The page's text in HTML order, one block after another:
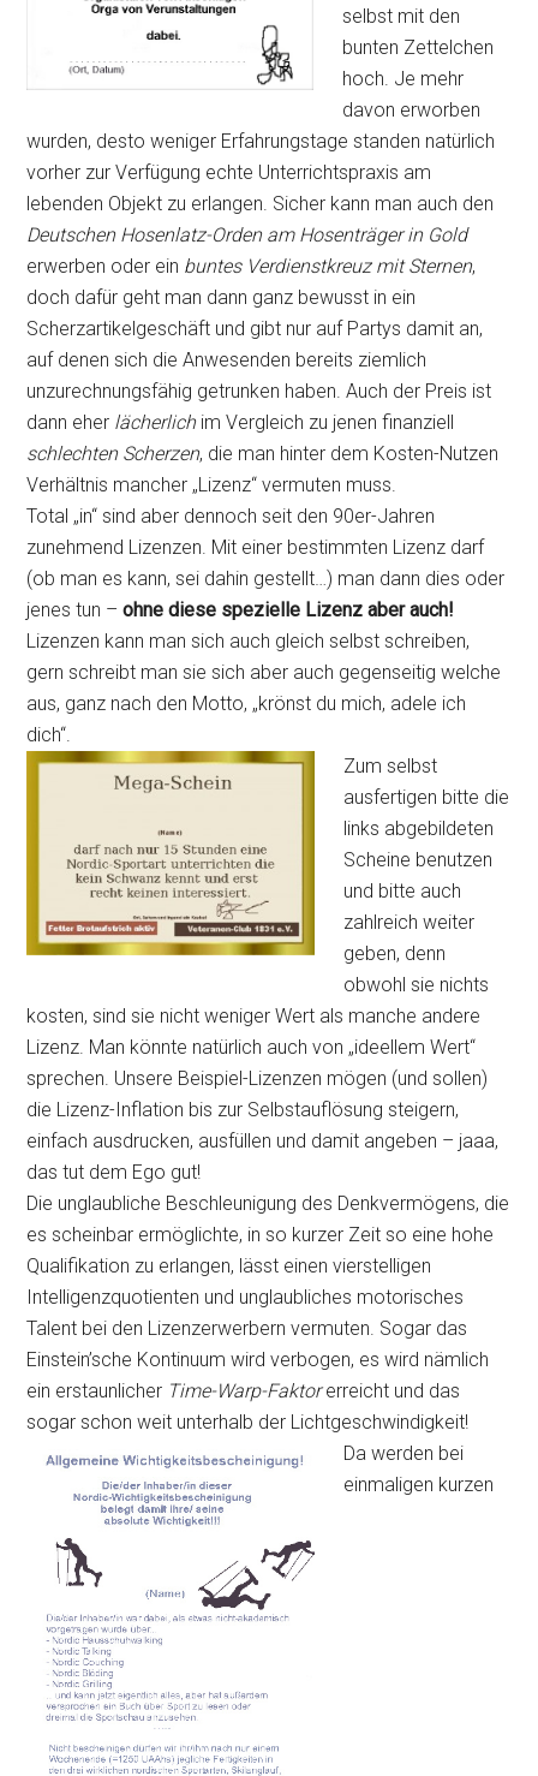
selbst mit den
bunten Zettelchen
hoch. Je mehr
davon erworben
wurden, desto weniger Erfahrungstage standen natürlich
vorher zur Verfügung echte Unterrichtspraxis am
lebenden Objekt zu erlangen. Sicher kann man auch den
Deutschen Hosenlatz-Orden am Hosenträger in Gold
erwerben oder ein buntes Verdienstkreuz mit Sternen,
doch dafür geht man dann ganz bewusst in ein
Scherzartikelgeschäft und gibt nur auf Partys damit an,
auf denen sich die Anwesenden bereits ziemlich
unzurechnungsfähig getrunken haben. Auch der Preis ist
dann eher lächerlichim Vergleich zu jenen finanziell
schlechten Scherzen, die man hinter dem Kosten-Nutzen
Verhältnis mancher „Lizenz“ vermuten muss.
Total „in“ sind aber dennoch seit den 90er-Jahren
zunehmend Lizenzen. Mit einer bestimmten Lizenz darf
(ob man es kann, sei dahin gestellt…) man dann dies oder
jenes tun –ohne diese spezielle Lizenz aber auch!
Lizenzen kann man sich auch gleich selbst schreiben,
gern schreibt man sie sich aber auch gegenseitig welche
aus, ganz nach den Motto, „krönst du mich, adele ich
dich“.
Zum selbst
ausfertigen bitte die
links abgebildeten
Scheine benutzen
und bitte auch
zahlreich weiter
geben, denn
obwohl sie nichts
kosten, sind sie nicht weniger Wert als manche andere
Lizenz. Man könnte natürlich auch von „ideellem Wert“
sprechen. Unsere Beispiel-Lizenzen mögen (und sollen)
die Lizenz-Inflation bis zur Selbstauflösung steigern,
einfach ausdrucken, ausfüllen und damit angeben – jaaa,
das tut dem Ego gut!
Die unglaubliche Beschleunigung des Denkvermögens, die
es scheinbar ermöglichte, in so kurzer Zeit so eine hohe
Qualifikation zu erlangen, lässt einen vierstelligen
Intelligenzquotienten und unglaubliches motorisches
Talent bei den Lizenzerwerbern vermuten. Sogar das
Einstein’sche Kontinuum wird verbogen, es wird nämlich
ein erstaunlicher Time-Warp-Faktorerreicht und das
sogar schon weit unterhalb der Lichtgeschwindigkeit!
Da werden bei
einmaligen kurzen